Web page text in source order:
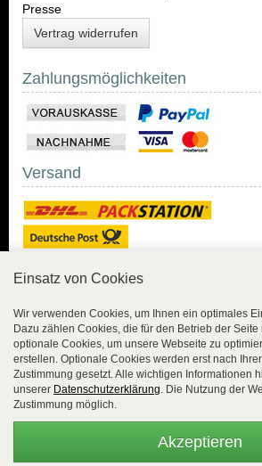
Presse
Vertrag widerrufen
Zahlungsmöglichkeiten
Versand
Sicher Einkaufen mit
Trusted Shops und
Geld-zurück-Garantie.
übertragen.
Die Shop-Server sind PCI-zertifiziert.
Einsatz von Cookies
Wir verwenden Cookies, um Ihnen ein optimales
Dazu zählen Cookies, die für den Betrieb der
optionale Cookies, um unsere Webseite zu
erstellen. Optionale Cookies werden erst nach
Zustimmung gesetzt. Alle wichtigen Informationen
unserer Datenschutzerklärung. Die Nutzung der
Zustimmung möglich.
Akzeptieren